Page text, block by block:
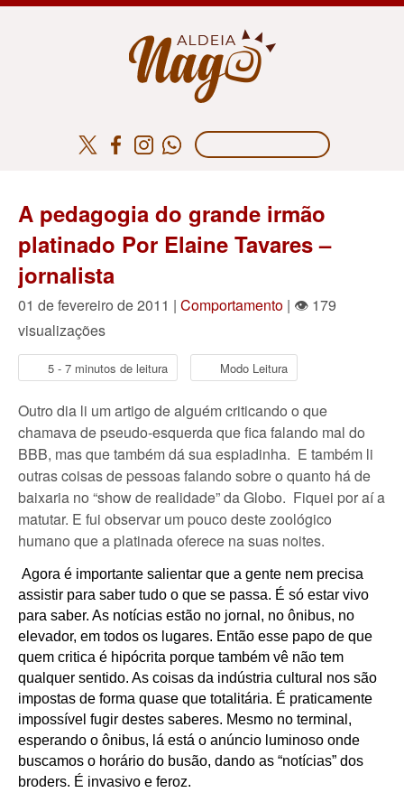
A pedagogia do grande irmão
platinado Por Elaine Tavares –
jornalista
01 de fevereiro de 2011 | Comportamento | 👁 179
visualizações
5 - 7 minutos de leitura Modo Leitura
Outro dia li um artigo de alguém criticando o que
chamava de pseudo-esquerda que fica falando mal do
BBB, mas que também dá sua espiadinha. E também li
outras coisas de pessoas falando sobre o quanto há de
baixaria no “show de realidade” da Globo. Fiquei por aí a
matutar. E fui observar um pouco deste zoológico
humano que a platinada oferece na suas noites.
Agora é importante salientar que a gente nem precisa
assistir para saber tudo o que se passa. É só estar vivo
para saber. As notícias estão no jornal, no ônibus, no
elevador, em todos os lugares. Então esse papo de que
quem critica é hipócrita porque também vê não tem
qualquer sentido. As coisas da indústria cultural nos são
impostas de forma quase que totalitária. É praticamente
impossível fugir destes saberes. Mesmo no terminal,
esperando o ônibus, lá está o anúncio luminoso onde
buscamos o horário do busão, dando as “notícias” dos
broders. É invasivo e feroz.